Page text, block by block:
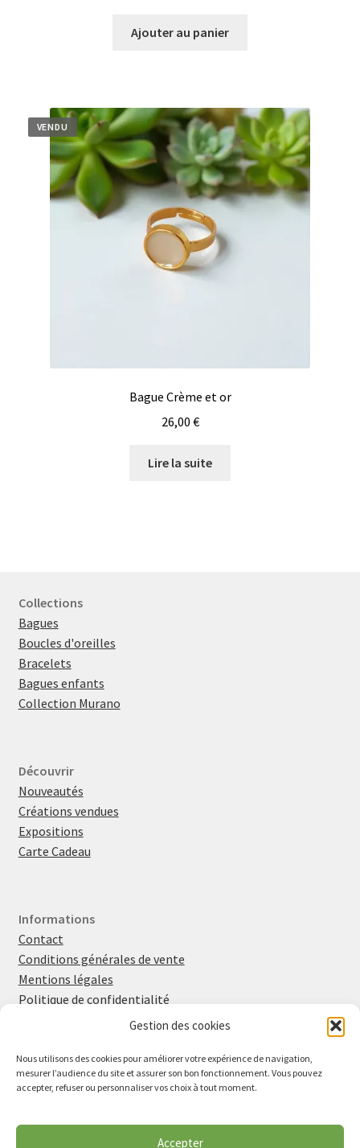
Gestion des cookies
Nous utilisons des cookies pour améliorer votre expérience de navigation,
mesurer l’audience du site et assurer son bon fonctionnement. Vous pouvez
accepter, refuser ou personnaliser vos choix à tout moment.
Accepter
Ajouter au panier
VENDU
Bague Crème et or
26,00 €
Lire la suite
Collections
Bagues
Boucles d'oreilles
Bracelets
Bagues enfants
Collection Murano
Découvrir
Nouveautés
Créations vendues
Expositions
Carte Cadeau
Informations
Contact
Conditions générales de vente
Mentions légales
Politique de confidentialité
Politique en matière de cookies
Retrouvez-moi surInstagrametFacebook
Vu dans la presse